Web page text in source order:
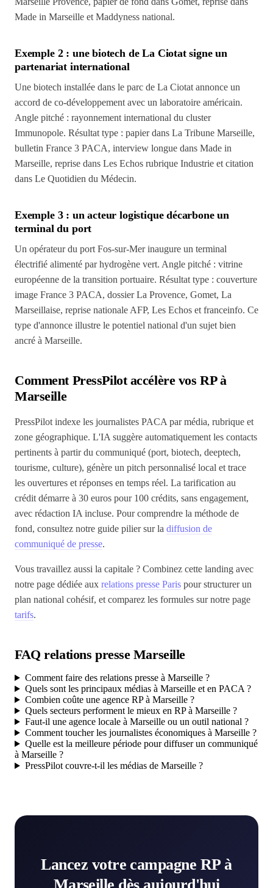
Made in Marseille et Maddyness national.
Exemple 2 : une biotech de La Ciotat signe un
partenariat international
Une biotech installée dans le parc de La Ciotat annonce un
accord de co-développement avec un laboratoire américain.
Angle pitché : rayonnement international du cluster
Immunopole. Résultat type : papier dans La Tribune Marseille,
bulletin France 3 PACA, interview longue dans Made in
Marseille, reprise dans Les Echos rubrique Industrie et citation
dans Le Quotidien du Médecin.
Exemple 3 : un acteur logistique décarbone un
terminal du port
Un opérateur du port Fos-sur-Mer inaugure un terminal
électrifié alimenté par hydrogène vert. Angle pitché : vitrine
européenne de la transition portuaire. Résultat type : couverture
image France 3 PACA, dossier La Provence, Gomet, La
Marseillaise, reprise nationale AFP, Les Echos et franceinfo. Ce
type d'annonce illustre le potentiel national d'un sujet bien
ancré à Marseille.
Comment PressPilot accélère vos RP à
Marseille
PressPilot indexe les journalistes PACA par média, rubrique et
zone géographique. L'IA suggère automatiquement les contacts
pertinents à partir du communiqué (port, biotech, deeptech,
tourisme, culture), génère un pitch personnalisé local et trace
les ouvertures et réponses en temps réel. La tarification au
crédit démarre à 30 euros pour 100 crédits, sans engagement,
avec rédaction IA incluse. Pour comprendre la méthode de
fond, consultez notre guide pilier sur la diffusion de
communiqué de presse.
Vous travaillez aussi la capitale ? Combinez cette landing avec
notre page dédiée aux relations presse Paris pour structurer un
plan national cohésif, et comparez les formules sur notre page
tarifs.
FAQ relations presse Marseille
Comment faire des relations presse à Marseille ?
Quels sont les principaux médias à Marseille et en PACA ?
Combien coûte une agence RP à Marseille ?
Quels secteurs performent le mieux en RP à Marseille ?
Faut-il une agence locale à Marseille ou un outil national ?
Comment toucher les journalistes économiques à Marseille ?
Quelle est la meilleure période pour diffuser un communiqué
à Marseille ?
PressPilot couvre-t-il les médias de Marseille ?
Lancez votre campagne RP à
Marseille dès aujourd'hui